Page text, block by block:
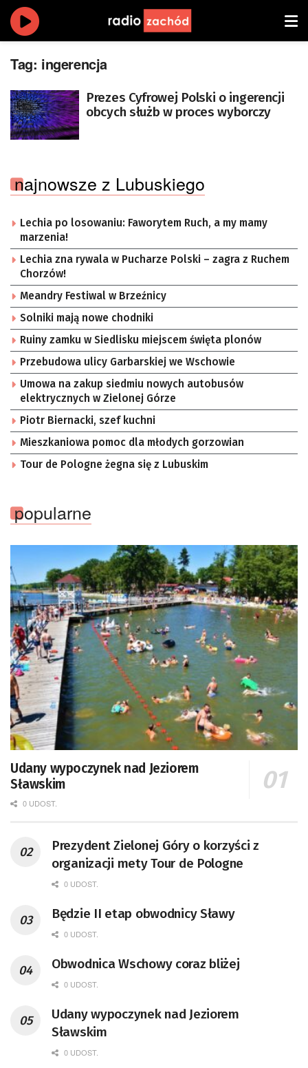
Tag: ingerencja
Prezes Cyfrowej Polski o ingerencji
obcych służb w proces wyborczy
najnowsze z Lubuskiego
Lechia po losowaniu: Faworytem Ruch, a my mamy
marzenia!
Lechia zna rywala w Pucharze Polski – zagra z Ruchem
Chorzów!
Meandry Festiwal w Brzeźnicy
Solniki mają nowe chodniki
Ruiny zamku w Siedlisku miejscem święta plonów
Przebudowa ulicy Garbarskiej we Wschowie
Umowa na zakup siedmiu nowych autobusów
elektrycznych w Zielonej Górze
Piotr Biernacki, szef kuchni
Mieszkaniowa pomoc dla młodych gorzowian
Tour de Pologne żegna się z Lubuskim
popularne
Udany wypoczynek nad Jeziorem
Sławskim
0 UDOST.
Prezydent Zielonej Góry o korzyści z
organizacji mety Tour de Pologne
0 UDOST.
Będzie II etap obwodnicy Sławy
0 UDOST.
Obwodnica Wschowy coraz bliżej
0 UDOST.
Udany wypoczynek nad Jeziorem
Sławskim
0 UDOST.